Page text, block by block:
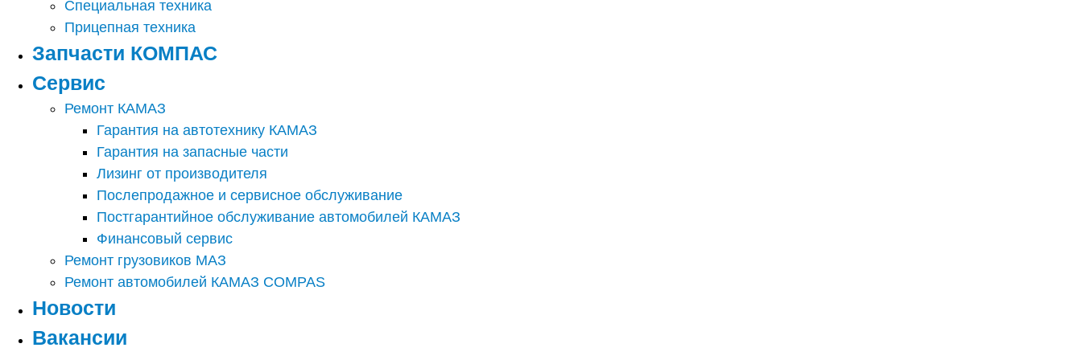
Специальная техника
Прицепная техника
Запчасти КОМПАС
Сервис
Ремонт КАМАЗ
Гарантия на автотехнику КАМАЗ
Гарантия на запасные части
Лизинг от производителя
Послепродажное и сервисное обслуживание
Постгарантийное обслуживание автомобилей КАМАЗ
Финансовый сервис
Ремонт грузовиков МАЗ
Ремонт автомобилей КАМАЗ COMPAS
Новости
Вакансии